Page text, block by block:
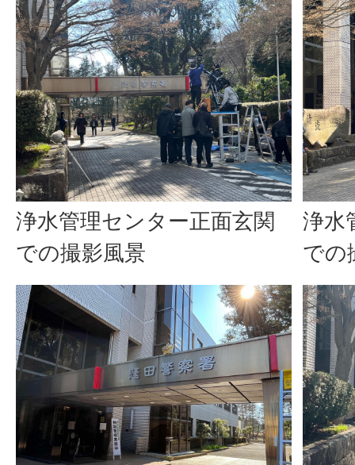
浄水管理センター正面玄関
での撮影風景
浄水
での